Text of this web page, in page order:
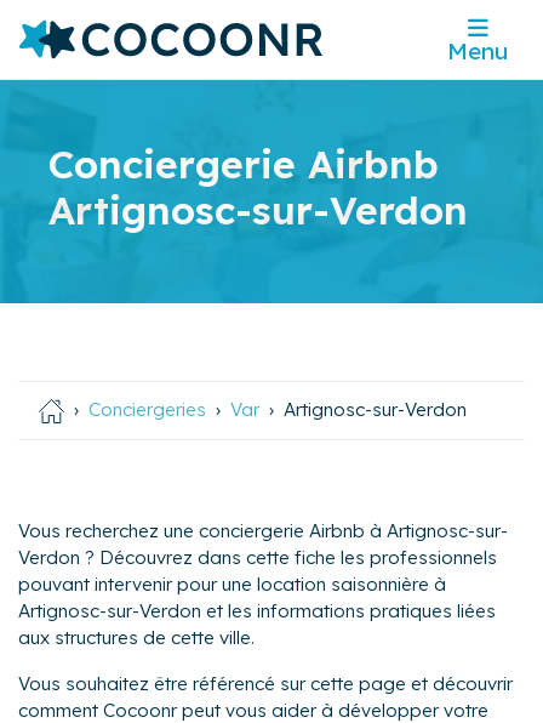
Menu
Conciergerie Airbnb
Artignosc-sur-Verdon
Conciergeries Var Artignosc-sur-Verdon
Vous recherchez une conciergerie Airbnb à Artignosc-sur-
Verdon ? Découvrez dans cette fiche les professionnels
pouvant intervenir pour une location saisonnière à
Artignosc-sur-Verdon et les informations pratiques liées
aux structures de cette ville.
Vous souhaitez être référencé sur cette page et découvrir
comment Cocoonr peut vous aider à développer votre